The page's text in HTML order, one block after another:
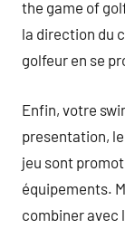
the game of
la direction du
golfeur en se
Enfin, votre
presentation,
jeu sont
équipements.
combiner avec